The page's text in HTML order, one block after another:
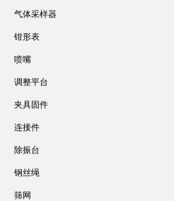
气体采样器
钳形表
喷嘴
调整平台
夹具固件
连接件
除振台
钢丝绳
筛网